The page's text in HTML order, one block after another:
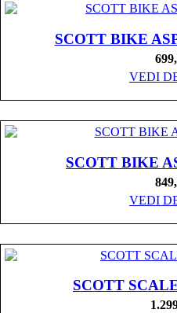
SCOTT BIKE
VEDI
SCOTT BIKE
VEDI
SCOTT